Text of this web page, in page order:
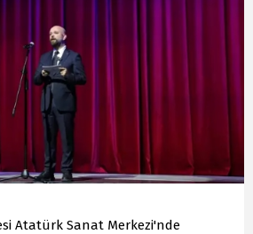
Atatürk Sanat Merkezi'nde